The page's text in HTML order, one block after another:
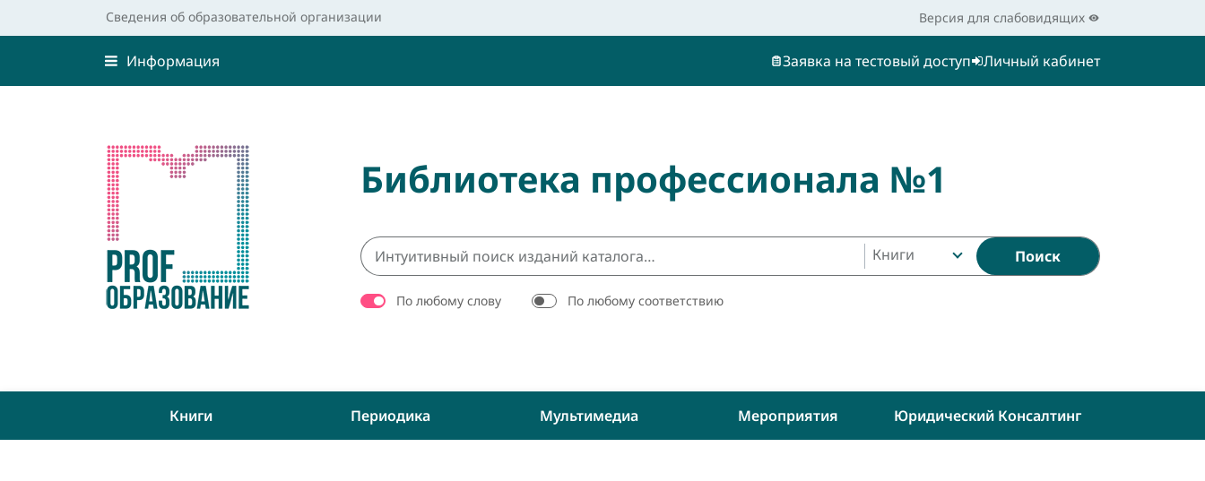
Сведения об образовательной организации Версия для слабовидящих
Информация Заявка на тестовый доступ Личный кабинет
Библиотека профессионала №1
Книги Поиск
По любому слову По любому соответствию
Книги Периодика Мультимедиа Мероприятия Юридический Консалтинг